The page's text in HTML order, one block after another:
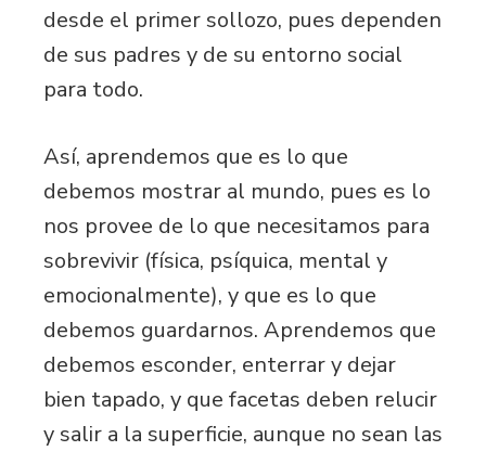
desde el primer sollozo, pues dependen
de sus padres y de su entorno social
para todo.
Así, aprendemos que es lo que
debemos mostrar al mundo, pues es lo
nos provee de lo que necesitamos para
sobrevivir (física, psíquica, mental y
emocionalmente), y que es lo que
debemos guardarnos. Aprendemos que
debemos esconder, enterrar y dejar
bien tapado, y que facetas deben relucir
y salir a la superficie, aunque no sean las